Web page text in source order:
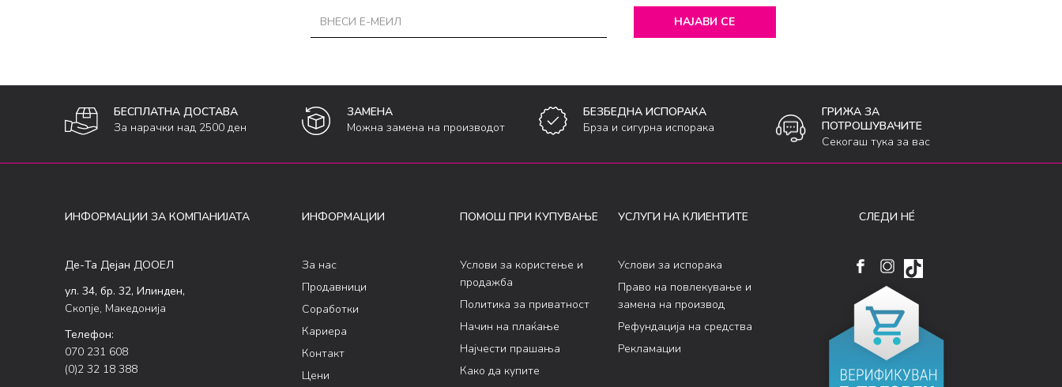
НАЈАВИ СЕ
БЕСПЛАТНА ДОСТАВА
За нарачки над 2500 ден
ЗАМЕНА
Можна замена на производот
БЕЗБЕДНА ИСПОРАКА
Брза и сигурна испорака
ГРИЖА ЗА
ПОТРОШУВАЧИТЕ
Секогаш тука за вас
ИНФОРМАЦИИ ЗА КОМПАНИЈАТА
Де-Та Дејан ДООЕЛ
ул. 34, бр. 32, Илинден,
Скопје, Македонија
Телефон:
070 231 608
(0)2 32 18 388
ИНФОРМАЦИИ
За нас
Продавници
Соработки
Кариера
Контакт
Цени
ПОМОШ ПРИ КУПУВАЊЕ
Услови за користење и
продажба
Политика за приватност
Начин на плаќање
Најчести прашања
Како да купите
УСЛУГИ НА КЛИЕНТИТЕ
Услови за испорака
Право на повлекување и
замена на производ
Рефундација на средства
Рекламации
СЛЕДИ НÉ